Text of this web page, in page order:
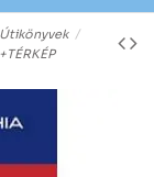
Útikönyvek